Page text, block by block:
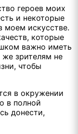
героев моих
и некоторые
моем искусстве.
которые
важно иметь
зрителям не
чтобы
в окружении
в полной
донести,